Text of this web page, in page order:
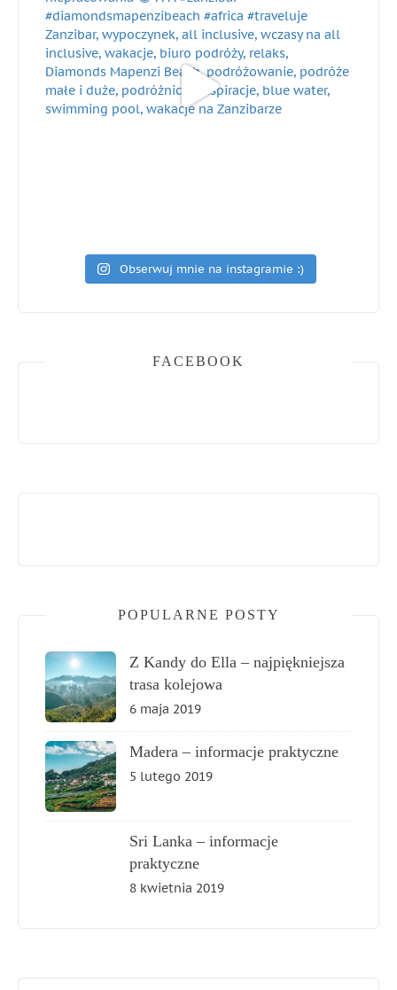
Obserwuj mnie na instagramie :)
FACEBOOK
POPULARNE POSTY
Z Kandy do Ella – najpiękniejsza
trasa kolejowa
6 maja 2019
Madera – informacje praktyczne
5 lutego 2019
Sri Lanka – informacje
praktyczne
8 kwietnia 2019